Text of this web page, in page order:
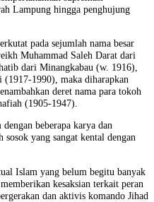
Lampung hingga penghujung
pada sejumlah nama besar
Muhammad Saleh Darat dari
dari Minangkabau (w. 1916),
(1917-1990), maka diharapkan
deret nama para tokoh
(1905-1947).
beberapa karya dan
yang sangat kental dengan
Islam yang belum begitu banyak
kesaksian terkait peran
dan aktivis komando Jihad